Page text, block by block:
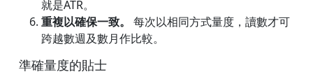
就是ATR。
重複以確保一致。
每次以相同方式量度，讀數才可
跨越數週及數月作比較。
準確量度的貼士